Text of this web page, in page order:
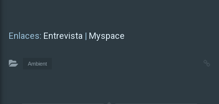
Enlaces: Entrevista | Myspace
Ambient